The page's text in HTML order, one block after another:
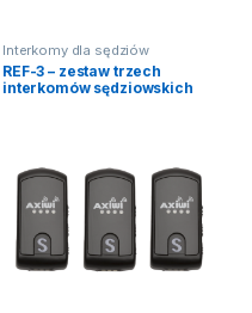
Interkomy dla sędziów
sportowych
REF-3 – zestaw trzech
interkomów sędziowskich